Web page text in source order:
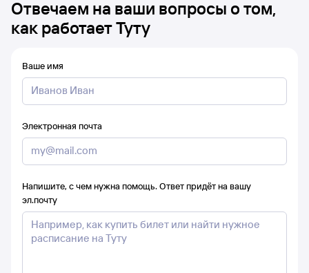
Отвечаем на ваши вопросы о том,
как работает Туту
Ваше имя
Электронная почта
Напишите, с чем нужна помощь. Ответ придёт на вашу
эл.почту